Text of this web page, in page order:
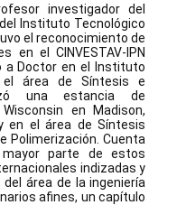
investigador del
Instituto Tecnológico
el reconocimiento de
en el CINVESTAV-IPN
a Doctor en el Instituto
el área de Síntesis e
una estancia de
en Madison,
en el área de Síntesis
Polimerización. Cuenta
parte de estos
indizadas y
área de la ingeniería
afines, un capítulo